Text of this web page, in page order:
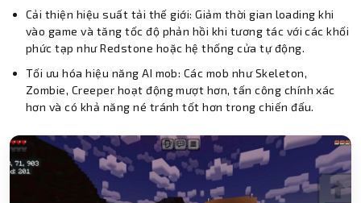
Cải thiện hiệu suất tải thế giới: Giảm thời gian loading khi
vào game và tăng tốc độ phản hồi khi tương tác với các khối
phức tạp như Redstone hoặc hệ thống cửa tự động.
Tối ưu hóa hiệu năng AI mob: Các mob như Skeleton,
Zombie, Creeper hoạt động mượt hơn, tấn công chính xác
hơn và có khả năng né tránh tốt hơn trong chiến đấu.